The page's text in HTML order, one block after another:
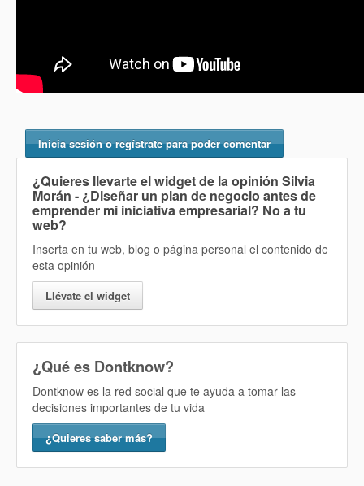
Inicia sesión o regístrate para poder comentar
¿Quieres llevarte el widget de la opinión Silvia
Morán - ¿Diseñar un plan de negocio antes de
emprender mi iniciativa empresarial? No a tu
web?
Inserta en tu web, blog o página personal el contenido de
esta opinión
Llévate el widget
¿Qué es Dontknow?
Dontknow es la red social que te ayuda a tomar las
decisiones importantes de tu vida
¿Quieres saber más?